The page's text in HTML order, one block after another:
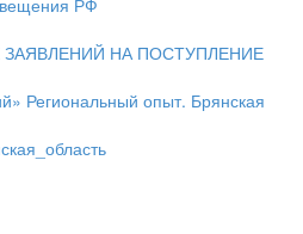
РФ
НА ПОСТУПЛЕНИЕ
Региональный опыт. Брянская